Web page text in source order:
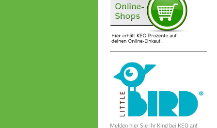
Melden hier Sie Ihr Kind bei KEO an!